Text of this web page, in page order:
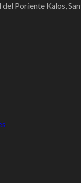
Poniente Kalos,